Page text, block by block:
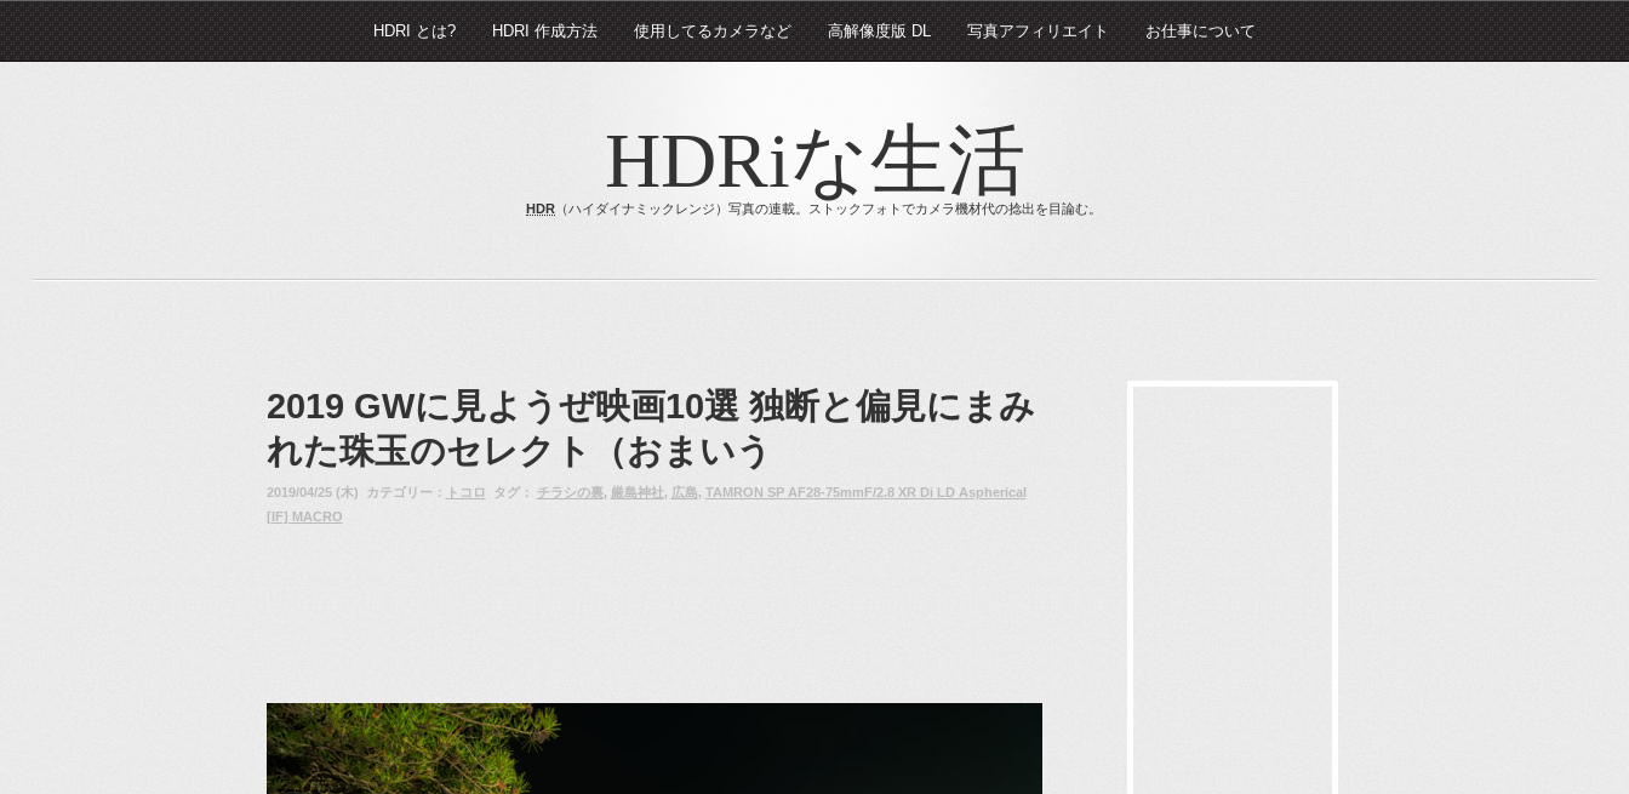
HDRI とは? HDRI 作成方法 使用してるカメラなど 高解像度版 DL 写真アフィリエイト お仕事について
HDRiな生活
HDR （ハイダイナミックレンジ）写真の連載。ストックフォトでカメラ機材代の捻出を目論む。
2019 GWに見ようぜ映画10選 独断と偏見にまみ
れた珠玉のセレクト（おまいう
2019/04/25 (木) カテゴリー： トコロ タグ： チラシの裏, 厳島神社, 広島, TAMRON SP AF28-75mmF/2.8 XR Di LD Aspherical
[IF] MACRO